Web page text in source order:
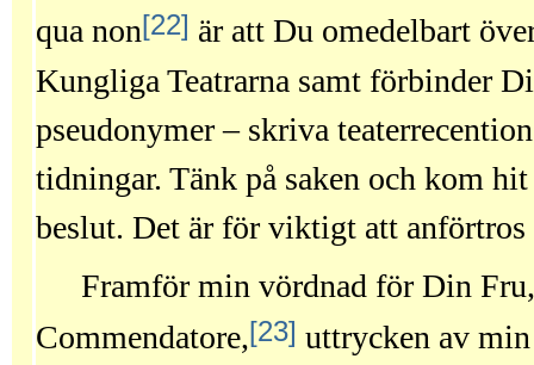
qua non[22] är att Du omedelbart
Kungliga Teatrarna samt förbinder
pseudonymer – skriva
tidningar. Tänk på saken och kom
beslut. Det är för viktigt att anförtros
Framför min vördnad för Din
Commendatore,[23] uttrycken av